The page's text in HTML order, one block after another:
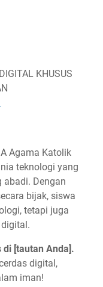
KHUSUS
Agama Katolik
teknologi yang
Dengan
bijak, siswa
tetapi juga
[tautan Anda].
digital,
iman!